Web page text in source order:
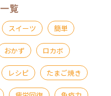
覧
スイーツ 簡単
おかず ロカボ
レシピ たまご焼き